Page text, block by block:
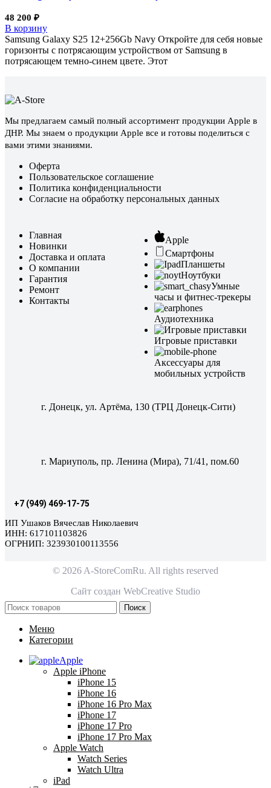
48 200 ₽
В корзину
Samsung Galaxy S25 12+256Gb Navy Откройте для себя новые
горизонты с потрясающим устройством от Samsung в
потрясающем темно-синем цвете. Этот
Мы предлагаем самый полный ассортимент продукции Apple в
ДНР. Мы знаем о продукции Apple все и готовы поделиться с
вами этими знаниями.
Оферта
Пользовательское соглашение
Политика конфиденциальности
Согласие на обработку персональных данных
Главная
Новинки
Доставка и оплата
О компании
Гарантия
Ремонт
Контакты
Apple
Смартфоны
Планшеты
Ноутбуки
Умные
часы и фитнес-трекеры
Аудиотехника
Игровые приставки
Аксессуары для
мобильных устройств
г. Донецк, ул. Артёма, 130 (ТРЦ Донецк-Сити)
г. Мариуполь, пр. Ленина (Мира), 71/41, пом.60
+7 (949) 469-17-75
ИП Ушаков Вячеслав Николаевич
ИНН: 617101103826
ОГРНИП: 323930100113556
© 2026 A-StoreComRu. All rights reserved
Сайт создан WebCreative Studio
Поиск
Меню
Категории
Apple
Apple iPhone
iPhone 15
iPhone 16
iPhone 16 Pro Max
iPhone 17
iPhone 17 Pro
iPhone 17 Pro Max
Apple Watch
Watch Series
Watch Ultra
iPad